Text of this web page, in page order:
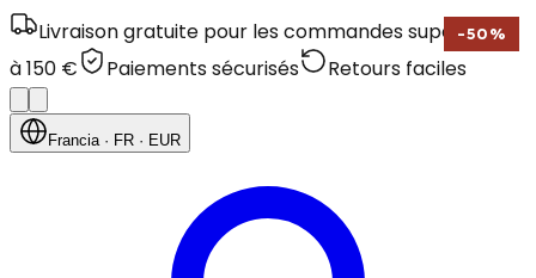
Livraison gratuite pour les commandes supérieures
à 150 €
Paiements sécurisés Retours faciles
Francia· FR · EUR
-50 %